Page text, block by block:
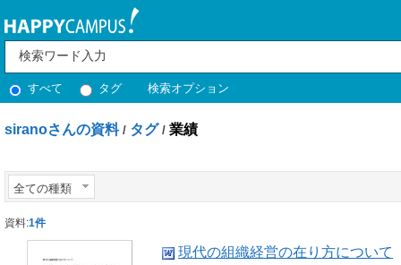
すべて タグ 検索オプション
siranoさんの資料 / タグ / 業績
全ての種類
資料:1件
現代の組織経営の在り方について